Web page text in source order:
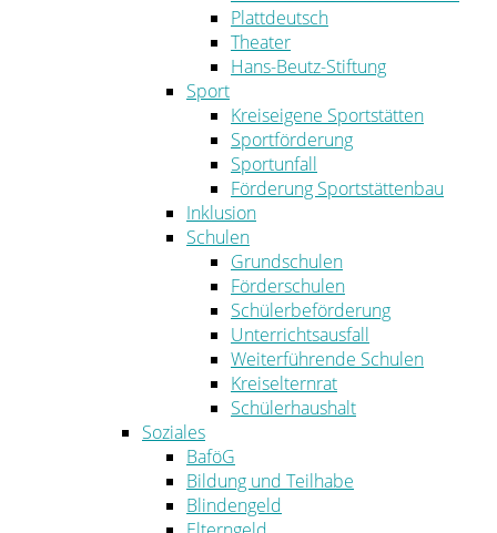
Plattdeutsch
Theater
Hans-Beutz-Stiftung
Sport
Kreiseigene Sportstätten
Sportförderung
Sportunfall
Förderung Sportstättenbau
Inklusion
Schulen
Grundschulen
Förderschulen
Schülerbeförderung
Unterrichtsausfall
Weiterführende Schulen
Kreiselternrat
Schülerhaushalt
Soziales
BaföG
Bildung und Teilhabe
Blindengeld